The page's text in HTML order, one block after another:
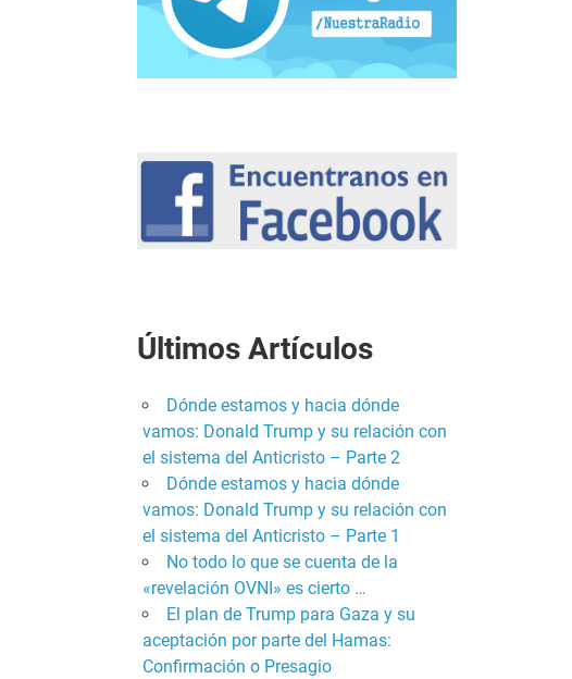
Últimos Artículos
Dónde estamos y hacia dónde
vamos: Donald Trump y su relación con
el sistema del Anticristo – Parte 2
Dónde estamos y hacia dónde
vamos: Donald Trump y su relación con
el sistema del Anticristo – Parte 1
No todo lo que se cuenta de la
«revelación OVNI» es cierto …
El plan de Trump para Gaza y su
aceptación por parte del Hamas:
Confirmación o Presagio